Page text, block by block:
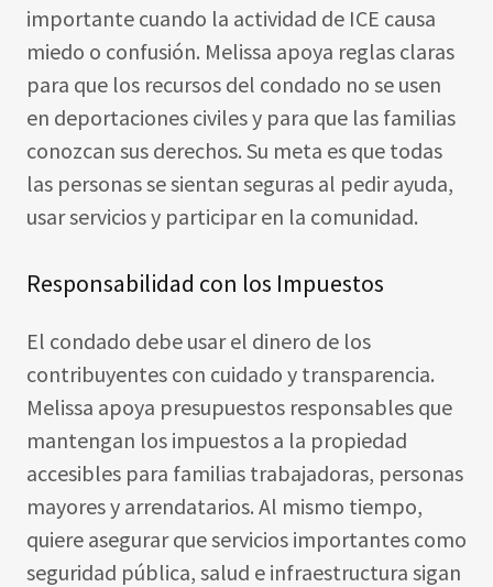
importante cuando la actividad de ICE causa
miedo o confusión. Melissa apoya reglas claras
para que los recursos del condado no se usen
en deportaciones civiles y para que las familias
conozcan sus derechos. Su meta es que todas
las personas se sientan seguras al pedir ayuda,
usar servicios y participar en la comunidad.
Responsabilidad con los Impuestos
El condado debe usar el dinero de los
contribuyentes con cuidado y transparencia.
Melissa apoya presupuestos responsables que
mantengan los impuestos a la propiedad
accesibles para familias trabajadoras, personas
mayores y arrendatarios. Al mismo tiempo,
quiere asegurar que servicios importantes como
seguridad pública, salud e infraestructura sigan